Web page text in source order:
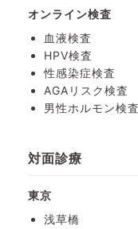
オンライン検査
血液検査
HPV検査
性感染症検査
AGAリスク検査
男性ホルモン検査
対面診療
東京
浅草橋